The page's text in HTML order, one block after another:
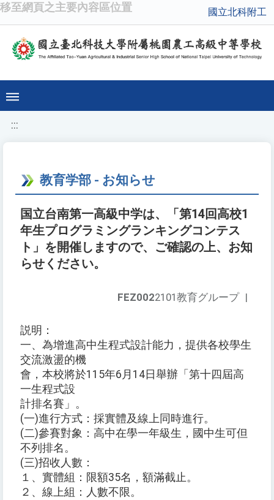
移至網頁之主要內容區位置 國立北科附工
:::
教育学部 - お知らせ
国立台南第一高級中学は、「第14回高校1
年生プログラミングランキングコンテス
ト」を開催しますので、ご確認の上、お知
らせください。
FEZ0022101教育グループ |
説明：
一、為增進高中生程式設計能力，提供各校學生
交流激盪的機
會，本校將於115年6月14日舉辦「第十四屆高
一生程式設
計排名賽」。
(一)進行方式：採實體及線上同時進行。
(二)參賽對象：高中在學一年級生，國中生可但
不列排名。
(三)招收人數：
１、實體組：限額35名，額滿截止。
２、線上組：人數不限。